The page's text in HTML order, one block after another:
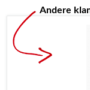
Andere